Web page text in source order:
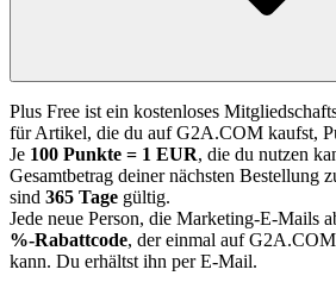
Plus Free ist ein kostenloses
für Artikel, die du auf G2A.COM kaufst,
Je 100 Punkte = 1 EUR, die du nutzen
Gesamtbetrag deiner nächsten Bestellung
sind 365 Tage gültig.
Jede neue Person, die Marketing-E-Mails
%-Rabattcode, der einmal auf
kann. Du erhältst ihn per E-Mail.